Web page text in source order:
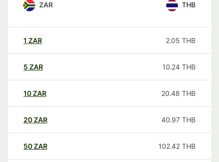
ZAR THB
1 ZAR 2.05 THB
5 ZAR 10.24 THB
10ZAR 20.48 THB
20ZAR 40.97 THB
50ZAR 102.42 THB